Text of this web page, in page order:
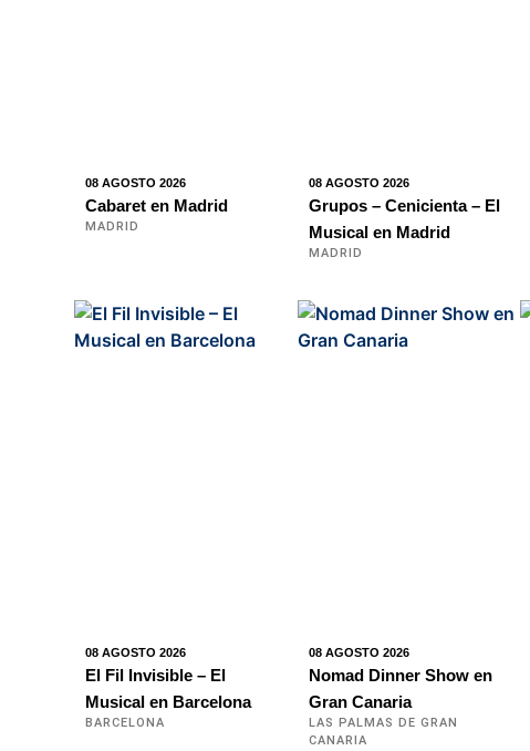
08 AGOSTO 2026
Cabaret en Madrid
MADRID
08 AGOSTO 2026
Grupos – Cenicienta – El
Musical en Madrid
MADRID
08 AGOSTO 2026
El Fil Invisible – El
Musical en Barcelona
BARCELONA
08 AGOSTO 2026
Nomad Dinner Show en
Gran Canaria
LAS PALMAS DE GRAN
CANARIA